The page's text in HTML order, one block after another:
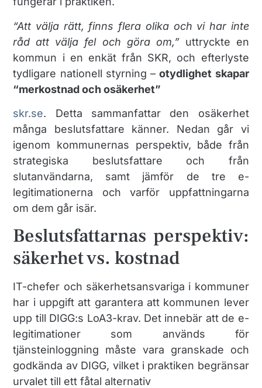
“Att välja rätt, finns flera olika och vi har inte
råd att välja fel och göra om,”uttryckte en
kommun i en enkät från SKR, och efterlyste
tydligare nationell styrning –otydlighet skapar
“merkostnad och osäkerhet”
skr.se. Detta sammanfattar den osäkerhet
många beslutsfattare känner. Nedan går vi
igenom kommunernas perspektiv, både från
strategiska beslutsfattare och från
slutanvändarna, samt jämför de tre e-
legitimationerna och varför uppfattningarna
om dem går isär.
Beslutsfattarnas perspektiv:
säkerhet vs. kostnad
IT-chefer och säkerhetsansvariga i kommuner
har i uppgift att garantera att kommunen lever
upp till DIGG:s LoA3-krav. Det innebär att de e-
legitimationer som används för
tjänsteinloggning måste vara granskade och
godkända av DIGG, vilket i praktiken begränsar
urvalet till ett fåtal alternativ​